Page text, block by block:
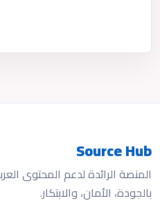
Source Hub
المنصة الرائدة لدعم المحتوى
بالجودة، الأمان، والابتكار.